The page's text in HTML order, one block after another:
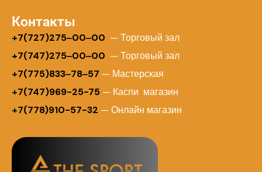
Контакты
+7(727)275‒00‒00 — Торговый зал
+7(747)275‒00‒00 — Торговый зал
+7(775)833‒78‒57 — Мастерская
+7(747)969-25-75 — Каспи магазин
+7(778)910-57-32 — Онлайн магазин